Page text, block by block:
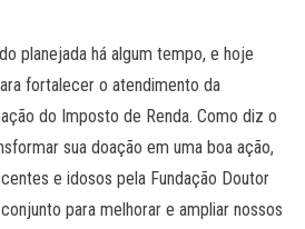
planejada há algum tempo, e hoje
fortalecer o atendimento da
do Imposto de Renda. Como diz o
sua doação em uma boa ação,
e idosos pela Fundação Doutor
para melhorar e ampliar nossos